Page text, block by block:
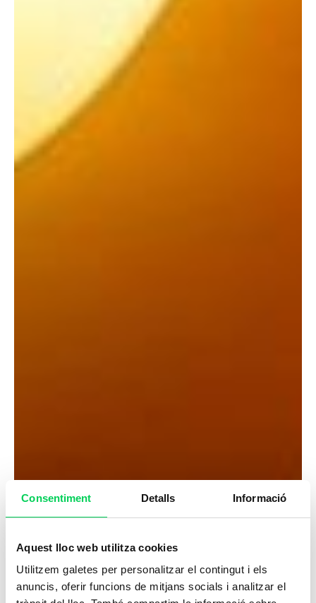
Consentiment Detalls Informació
Aquest lloc web utilitza cookies
Utilitzem galetes per personalitzar el contingut i els
anuncis, oferir funcions de mitjans socials i analitzar el